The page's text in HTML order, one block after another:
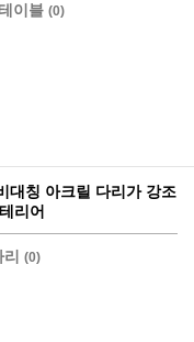
이블 (0)
대칭 아크릴 다리가 강조
리어
(0)